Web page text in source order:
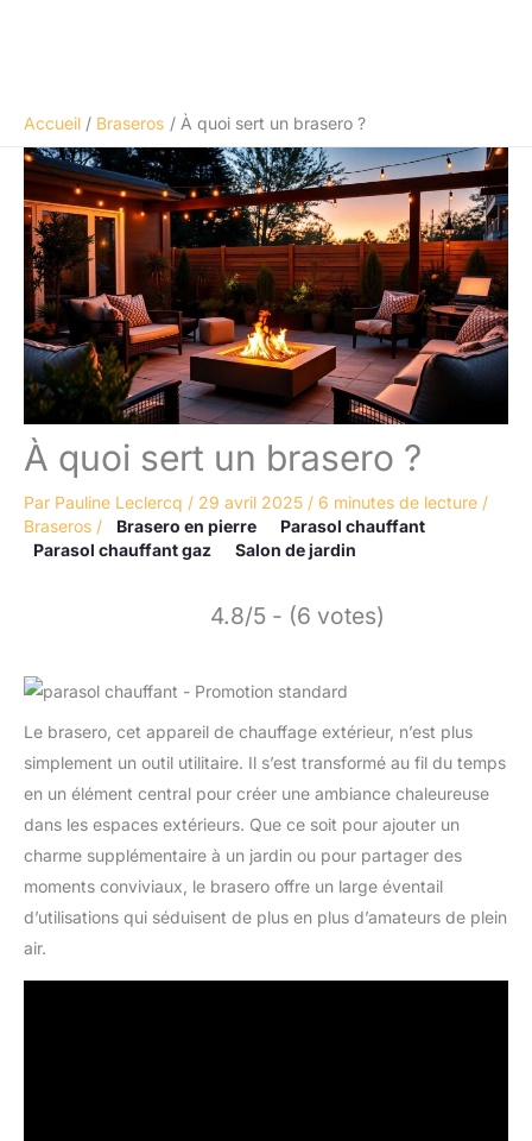
Accueil Braseros À quoi sert un brasero ?
À quoi sert un brasero ?
Par Pauline Leclercq / 29 avril 2025 / 6 minutes de lecture /
Braseros / Brasero en pierre
Parasol chauffant
Parasol chauffant gaz
Salon de jardin
4.8/5 - (6 votes)
Le brasero, cet appareil de chauffage extérieur, n’est plus
simplement un outil utilitaire. Il s’est transformé au fil du temps
en un élément central pour créer une ambiance chaleureuse
dans les espaces extérieurs. Que ce soit pour ajouter un
charme supplémentaire à un jardin ou pour partager des
moments conviviaux, le brasero offre un large éventail
d’utilisations qui séduisent de plus en plus d’amateurs de plein
air.